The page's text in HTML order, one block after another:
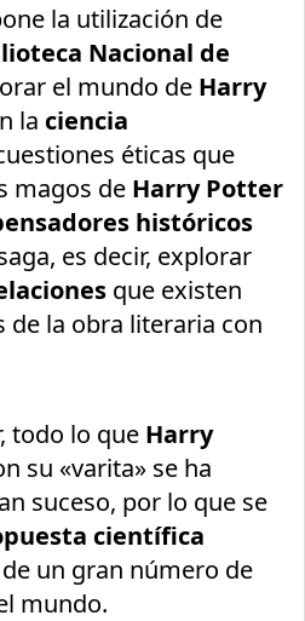
la utilización de
Nacional de
el mundo de Harry
la ciencia
éticas que
magos de Harry Potter
históricos
es decir, explorar
que existen
de la obra literaria con
todo lo que Harry
su «varita» se ha
suceso, por lo que se
científica
un gran número de
mundo.